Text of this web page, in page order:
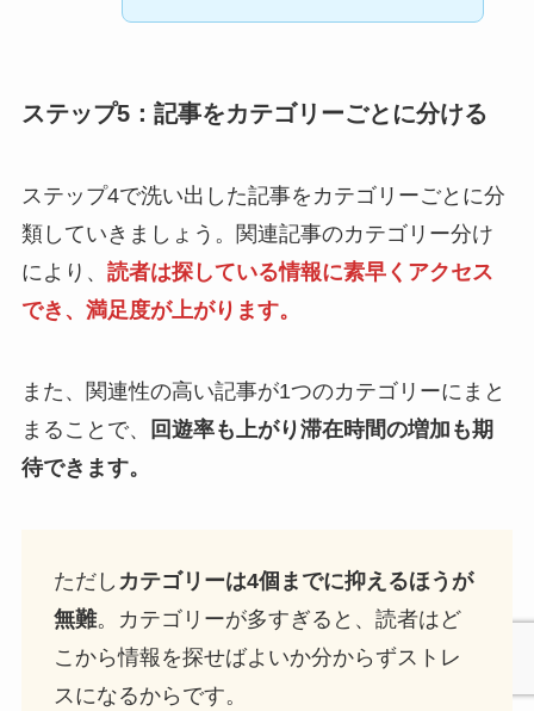
ステップ5：記事をカテゴリーごとに分ける
ステップ4で洗い出した記事をカテゴリーごとに分
類していきましょう。関連記事のカテゴリー分け
により、 読者は探している情報に素早くアクセス
でき、満足度が上がります。
また、関連性の高い記事が1つのカテゴリーにまと
まることで、
回遊率も上がり滞在時間の増加も期
待できます。
ただし カテゴリーは4個までに抑えるほうが
無難。カテゴリーが多すぎると、読者はど
こから情報を探せばよいか分からずストレ
スになるからです。